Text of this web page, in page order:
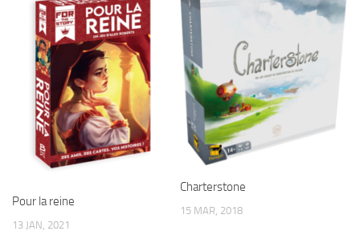
Pour la reine
13 JAN, 2021
Charterstone
15 MAR, 2018